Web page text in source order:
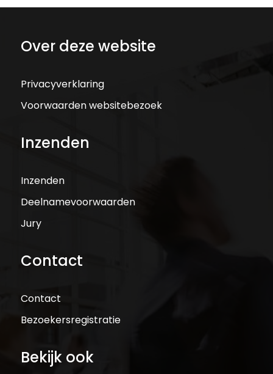
Over deze website
Privacyverklaring
Voorwaarden websitebezoek
Inzenden
Inzenden
Deelnamevoorwaarden
Jury
Contact
Contact
Bezoekersregistratie
Bekijk ook